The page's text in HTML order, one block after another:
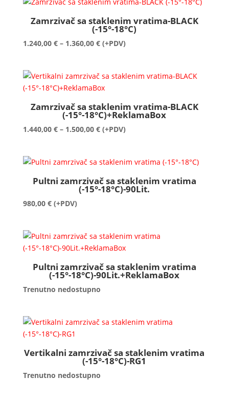
Zamrzivač sa staklenim vratima-BLACK
(-15°-18°C)
1.240,00 € – 1.360,00 €Raspon
1.240,00 €
do
1.360,00 €
(+PDV)
Zamrzivač sa staklenim vratima-BLACK
(-15°-18°C)+ReklamaBox
1.440,00 € – 1.500,00 €Raspon
1.440,00 €
do
1.500,00 €
(+PDV)
Pultni zamrzivač sa staklenim vratima
(-15°-18°C)-90Lit.
980,00 € (+PDV)
Pultni zamrzivač sa staklenim vratima
(-15°-18°C)-90Lit.+ReklamaBox
Trenutno nedostupno
Vertikalni zamrzivač sa staklenim vratima
(-15°-18°C)-RG1
Trenutno nedostupno